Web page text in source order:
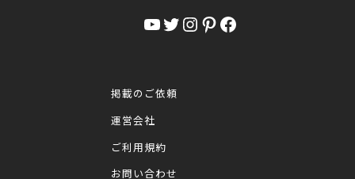
YouTube Twitter InstagramPinterest Facebook
掲載のご依頼
運営会社
ご利用規約
お問い合わせ